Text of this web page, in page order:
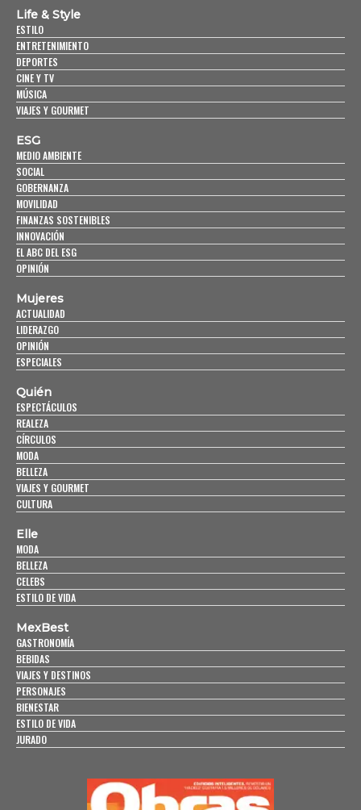
Life & Style
ESTILO
ENTRETENIMIENTO
DEPORTES
CINE Y TV
MÚSICA
VIAJES Y GOURMET
ESG
MEDIO AMBIENTE
SOCIAL
GOBERNANZA
MOVILIDAD
FINANZAS SOSTENIBLES
INNOVACIÓN
EL ABC DEL ESG
OPINIÓN
Mujeres
ACTUALIDAD
LIDERAZGO
OPINIÓN
ESPECIALES
Quién
ESPECTÁCULOS
REALEZA
CÍRCULOS
MODA
BELLEZA
VIAJES Y GOURMET
CULTURA
Elle
MODA
BELLEZA
CELEBS
ESTILO DE VIDA
MexBest
GASTRONOMÍA
BEBIDAS
VIAJES Y DESTINOS
PERSONAJES
BIENESTAR
ESTILO DE VIDA
JURADO